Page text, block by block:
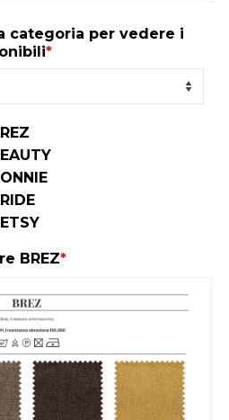
categoria per vedere i
*
BREZ*